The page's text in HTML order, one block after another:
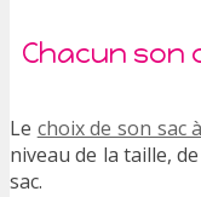
Chacun son
Le choix de son sac
niveau de la taille,
sac.